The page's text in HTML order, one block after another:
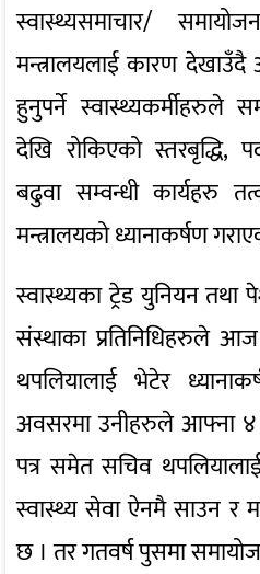
स्वास्थ्यसमाचार/
मन्त्रालयलाई कारण
हुनुपर्ने स्वास्थ्यकर्मीहरुले
देखि रोकिएको स्तरबृद्धि,
बढुवा सम्वन्धी कार्यहरु
मन्त्रालयको ध्यानाकर्षण
स्वास्थ्यका ट्रेड युनियन
संस्थाका प्रतिनिधिहरुले
थपलियालाई भेटेर
अवसरमा उनीहरुले आफ्ना ४
पत्र समेत सचिव
स्वास्थ्य सेवा ऐनमै साउन र
छ । तर गतवर्ष पुसमा